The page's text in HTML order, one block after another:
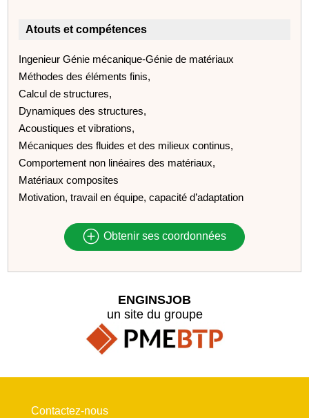
Atouts et compétences
Ingenieur Génie mécanique-Génie de matériaux
Méthodes des éléments finis,
Calcul de structures,
Dynamiques des structures,
Acoustiques et vibrations,
Mécaniques des fluides et des milieux continus,
Comportement non linéaires des matériaux,
Matériaux composites
Motivation, travail en équipe, capacité d’adaptation
Obtenir ses coordonnées
ENGINSJOB
un site du groupe
Contactez-nous